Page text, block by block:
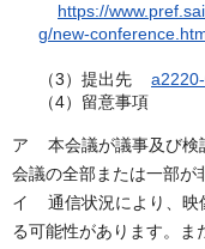
https://
g/new-
（3）提出先
（4）留意事項
ア 本会議が議事及び検
会議の全部または一部が
イ 通信状況により、映
る可能性があります。ま